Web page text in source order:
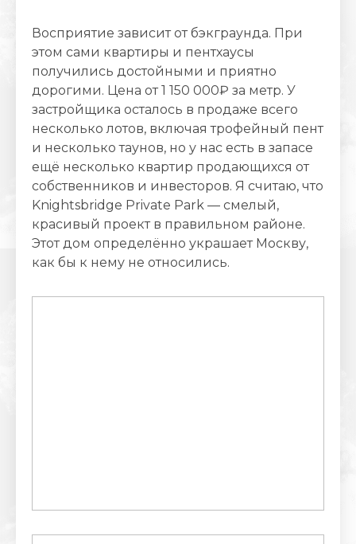
Восприятие зависит от бэкграунда. При
этом сами квартиры и пентхаусы
получились достойными и приятно
дорогими. Цена от 1 150 000₽ за метр. У
застройщика осталось в продаже всего
несколько лотов, включая трофейный пент
и несколько таунов, но у нас есть в запасе
ещё несколько квартир продающихся от
собственников и инвесторов. Я считаю, что
Knightsbridge Private Park — смелый,
красивый проект в правильном районе.
Этот дом определённо украшает Москву,
как бы к нему не относились.